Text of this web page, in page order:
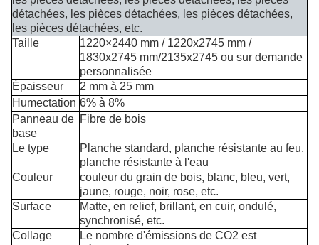
détachées, les pièces détachées, les pièces détachées,
les pièces détachées, etc.
Taille
1220×2440 mm / 1220x2745 mm /
1830x2745 mm/2135x2745 ou sur demande
personnalisée
Épaisseur
2 mm à 25 mm
Humectation 6% à 8%
Panneau de
base
Fibre de bois
Le type
Planche standard, planche résistante au feu,
planche résistante à l'eau
Couleur
couleur du grain de bois, blanc, bleu, vert,
jaune, rouge, noir, rose, etc.
Surface
Matte, en relief, brillant, en cuir, ondulé,
synchronisé, etc.
Collage
Le nombre d'émissions de CO2 est